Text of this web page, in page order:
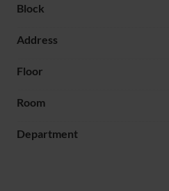
Block
Address
Floor
Room
Department